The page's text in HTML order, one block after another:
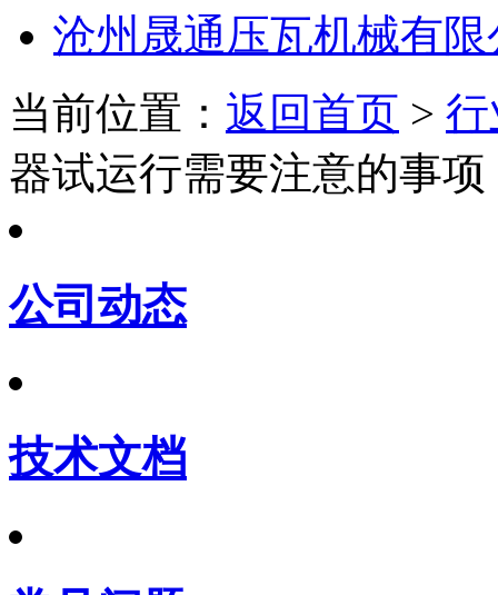
沧州晟通压瓦机械有限
当前位置： 返回首页 >
器试运行需要注意的事项
公司动态
技术文档